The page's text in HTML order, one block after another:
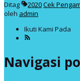
Ditag 2020Cek
oleh admin
Ikuti Kami Pada
Navigasi